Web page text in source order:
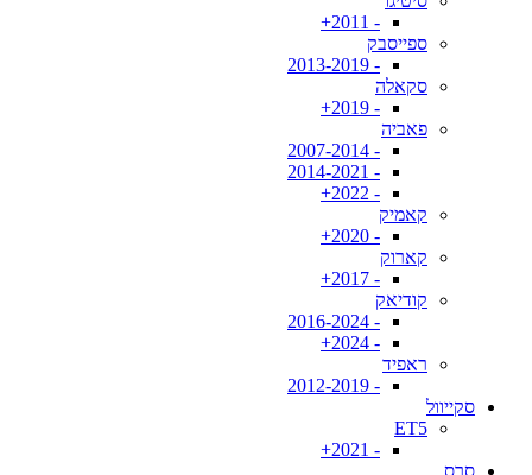
- 2011+
ספייסבק
- 2013-2019
סקאלה
- 2019+
פאביה
- 2007-2014
- 2014-2021
- 2022+
קאמיק
- 2020+
קארוק
- 2017+
קודיאק
- 2016-2024
- 2024+
ראפיד
- 2012-2019
סקייוול
ET5
- 2021+
סרס